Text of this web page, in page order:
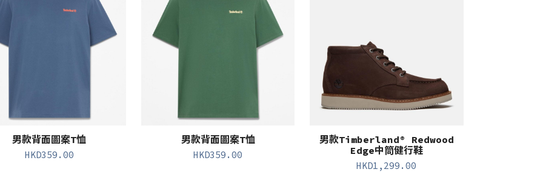
男款背面圖案T恤
HKD359.00
男款背面圖案T恤
HKD359.00
男款Timberland® Redwood
Edge中筒健行鞋
HKD1,299.00